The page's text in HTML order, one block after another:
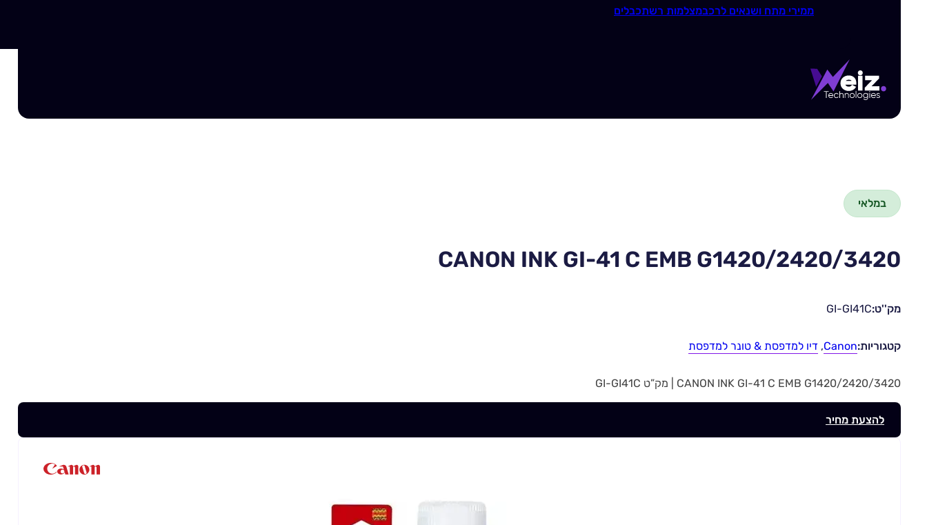
ממירי מתח ושנאים לרכבמצלמות רשתכבלים
במלאי
CANON INK GI-41 C EMB G1420/2420/3420
מק''ט:GI-GI41C
קטגוריות:Canon
, דיו למדפסת & טונר למדפסת
CANON INK GI-41 C EMB G1420/2420/3420 | מק”ט GI-GI41C
להצעת מחיר